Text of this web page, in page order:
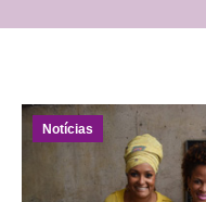
Notícias